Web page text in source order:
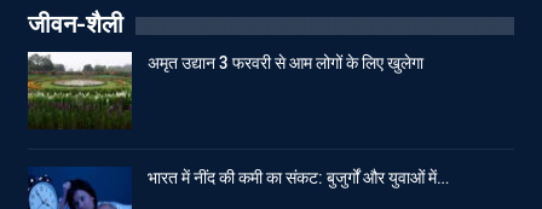
जीवन-शैली
अमृत उद्यान 3 फरवरी से आम लोगों के लिए खुलेगा
भारत में नींद की कमी का संकट: बुजुर्गों और युवाओं में…